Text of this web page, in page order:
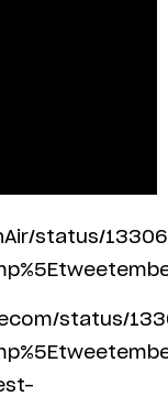
status/
status/